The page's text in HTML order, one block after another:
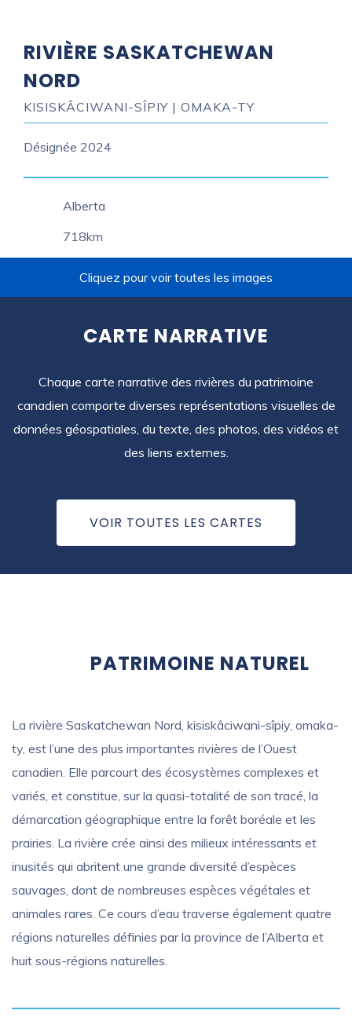
RIVIÈRE SASKATCHEWAN
NORD
KISISKÂCIWANI-SÎPIY | OMAKA-TY
Désignée 2024
Province
Alberta
Length
718km
Cliquez pour voir toutes les images
CARTE NARRATIVE
Chaque carte narrative des rivières du patrimoine
canadien comporte diverses représentations visuelles de
données géospatiales, du texte, des photos, des vidéos et
des liens externes.
VOIR TOUTES LES CARTES
PATRIMOINE NATUREL
La rivière Saskatchewan Nord, kisiskâciwani-sîpiy, omaka-
ty, est l’une des plus importantes rivières de l’Ouest
canadien. Elle parcourt des écosystèmes complexes et
variés, et constitue, sur la quasi-totalité de son tracé, la
démarcation géographique entre la forêt boréale et les
prairies. La rivière crée ainsi des milieux intéressants et
inusités qui abritent une grande diversité d’espèces
sauvages, dont de nombreuses espèces végétales et
animales rares. Ce cours d’eau traverse également quatre
régions naturelles définies par la province de l’Alberta et
huit sous-régions naturelles.